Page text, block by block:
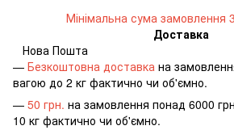
Мінімальна сума замовлення
Доставка
Нова Пошта
— Безкоштовна доставка на
вагою до 2 кг фактично чи об'ємно.
— 50 грн. на замовлення понад 6000
10 кг фактично чи об'ємно.